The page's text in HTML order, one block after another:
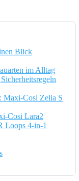
Blick
im Alltag
Maxi-Cosi Zelia S
Cosi Lara2
Loops 4-in-1